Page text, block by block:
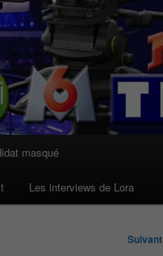
masqué
Les interviews de Lora
Suivant